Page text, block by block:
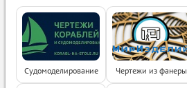
Судомоделирование Чертежи из фанеры